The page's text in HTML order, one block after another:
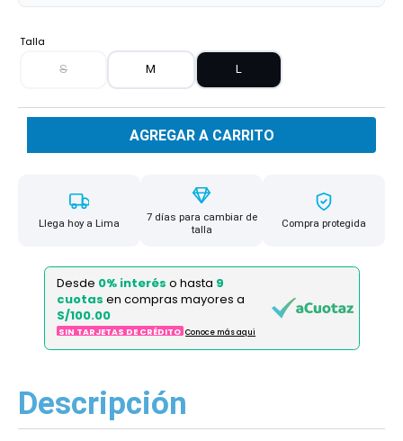
Talla
S M L
AGREGAR A CARRITO
Llega hoy a Lima
7 días para cambiar de
talla
Compra protegida
Desde 0% interés o hasta 9
cuotas en compras mayores a
S/100.00
SIN TARJETAS DE CRÉDITO Conoce más aqui
Descripción